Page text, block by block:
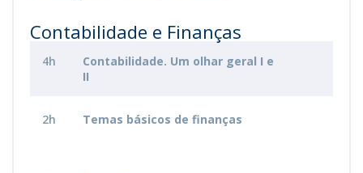
Contabilidade e Finanças
4h
Contabilidade. Um olhar geral I e
II
2h Temas básicos de finanças